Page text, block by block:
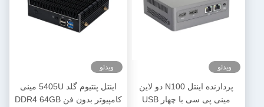
ویدئو
پردازنده اینتل N100 دو لاین
مینی پی سی با چهار USB
ویدئو
اینتل پنتیوم گلد 5405U مینی
کامپیوتر بدون فن DDR4 64GB